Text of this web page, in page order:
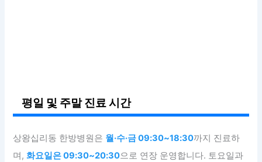
평일 및 주말 진료 시간
상왕십리동 한방병원은 월·수·금 09:30~18:30까지 진료하
며,화요일은 09:30~20:30으로 연장 운영합니다. 토요일과